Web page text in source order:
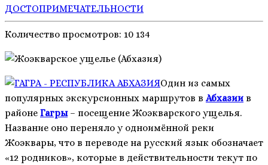
ДОСТОПРИМЕЧАТЕЛЬНОСТИ
Количество просмотров: 10 134
Один из самых
популярных экскурсионных маршрутов в Абхазии в
районе Гагры– посещение Жоэкварского ущелья.
Название оно переняло у одноимённой реки
Жоэквары, что в переводе на русский язык обозначает
«12 родников», которые в действительности текут по